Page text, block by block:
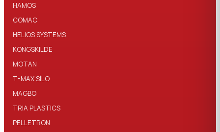
HAMOS
COMAC
HELIOS SYSTEMS
KONGSKILDE
MOTAN
T-MAX SİLO
MAGBO
TRIA PLASTICS
PELLETRON